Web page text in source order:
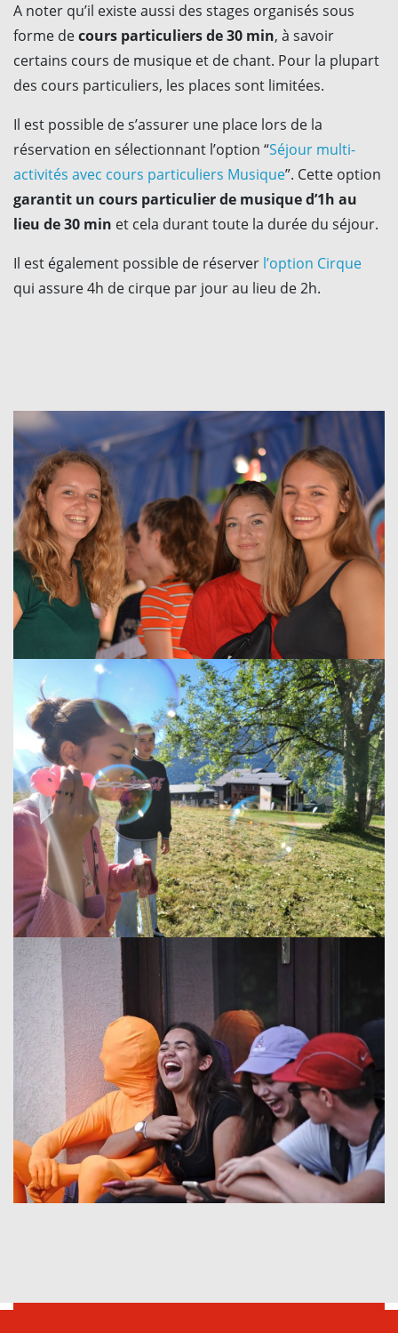
A noter qu’il existe aussi des stages organisés sous
forme decours particuliers de 30 min, à savoir
certains cours de musique et de chant. Pour la plupart
des cours particuliers, les places sont limitées.
Il est possible de s’assurer une place lors de la
réservation en sélectionnant l’option “Séjour multi-
activités avec cours particuliers Musique”. Cette option
garantit un cours particulier de musique d’1h au
lieu de 30 min et cela durant toute la durée du séjour.
Il est également possible de réserver l’option Cirque
qui assure 4h de cirque par jour au lieu de 2h.